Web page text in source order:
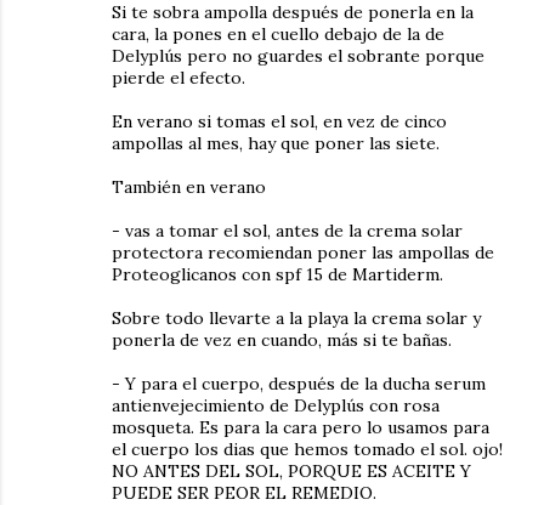
Si te sobra ampolla después de ponerla en la
cara, la pones en el cuello debajo de la de
Delyplús pero no guardes el sobrante porque
pierde el efecto.
En verano si tomas el sol, en vez de cinco
ampollas al mes, hay que poner las siete.
También en verano
- vas a tomar el sol, antes de la crema solar
protectora recomiendan poner las ampollas de
Proteoglicanos con spf 15 de Martiderm.
Sobre todo llevarte a la playa la crema solar y
ponerla de vez en cuando, más si te bañas.
- Y para el cuerpo, después de la ducha serum
antienvejecimiento de Delyplús con rosa
mosqueta. Es para la cara pero lo usamos para
el cuerpo los dias que hemos tomado el sol. ojo!
NO ANTES DEL SOL, PORQUE ES ACEITE Y
PUEDE SER PEOR EL REMEDIO.